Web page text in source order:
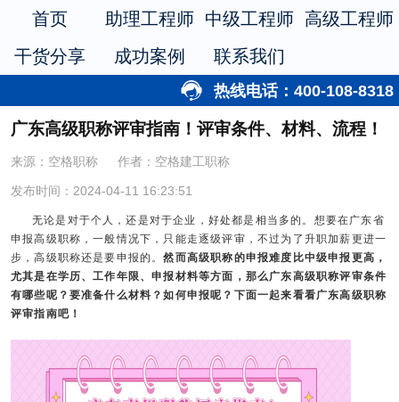
首页 助理工程师 中级工程师 高级工程师
干货分享
成功案例 联系我们
热线电话：400-108-8318
广东高级职称评审指南！评审条件、材料、流程！
来源：空格职称 作者：空格建工职称
发布时间：2024-04-11 16:23:51
无论是对于个人，还是对于企业，好处都是相当多的。想要在广东省
申报高级职称，一般情况下，只能走逐级评审，不过为了升职加薪更进一
步，高级职称还是要申报的。然而高级职称的申报难度比中级申报更高，
尤其是在学历、工作年限、申报材料等方面，那么广东高级职称评审条件
有哪些呢？要准备什么材料？如何申报呢？下面一起来看看广东高级职称
评审指南吧！